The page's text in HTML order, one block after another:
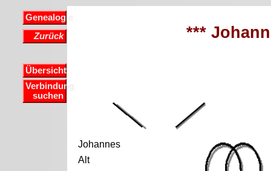
Genealogie
Zurück
Übersicht
Verbindung
suchen
***
Johannes
Alt